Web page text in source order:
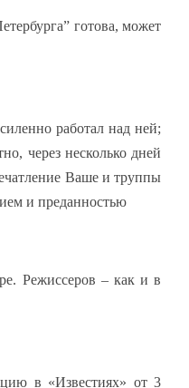
готова, может
работал над ней;
через несколько дней
Ваше и труппы
и преданностью
Режиссеров – как и в
в «Известиях» от 3